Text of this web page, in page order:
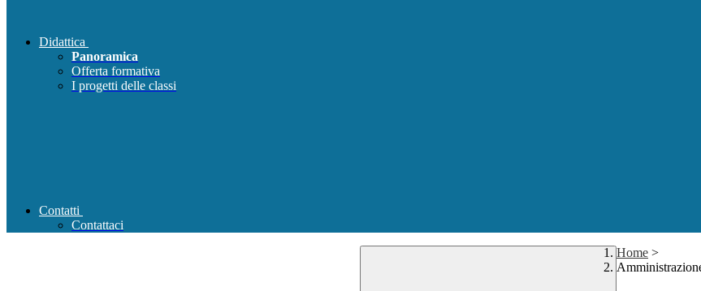
Didattica
Panoramica
Offerta formativa
I progetti delle classi
Contatti
Contattaci
Home >